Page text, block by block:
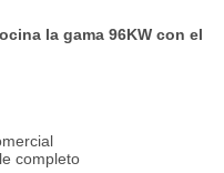
la gama 96KW con el
completo